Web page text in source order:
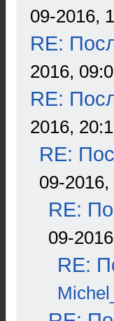
09-2016,
RE:
2016,
RE:
2016,
RE:
09-2016,
RE:
09-
RE: